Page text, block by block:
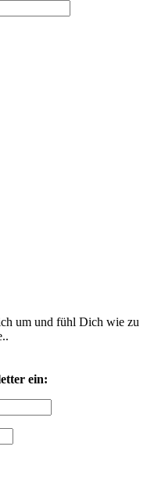
um und fühl Dich wie zu
ein: